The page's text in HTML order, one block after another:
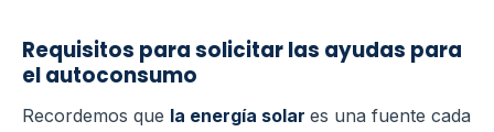
Requisitos para solicitar las ayudas para
el autoconsumo
Recordemos que la energía solar es una fuente cada